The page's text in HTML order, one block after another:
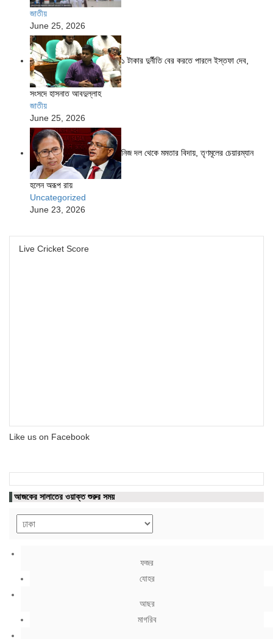
জাতীয়
June 25, 2026
১ টাকার দুর্নীতি বের করতে পারলে ইস্তফা দেব,
সংসদে হাসনাত আবদুল্লাহ
জাতীয়
June 25, 2026
নিজ দল থেকে মমতার বিদায়, তৃণমূলের চেয়ারম্যান
হলেন অরূপ রায়
Uncategorized
June 23, 2026
Live Cricket Score
Like us on Facebook
আজকের সালাতের ওয়াক্ত শুরুর সময়
ফজর
যোহর
আছর
মাগরিব